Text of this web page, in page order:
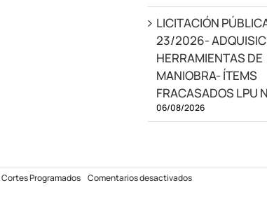
LICITACIÓN
23/2026-
HERRAMIENTAS DE
MANIOBRA- ÍTEMS
FRACASADOS LPU
06/08/2026
Cortes Programados Comentarios desactivadosen